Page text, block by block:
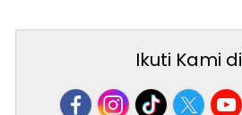
Ikuti Kami di